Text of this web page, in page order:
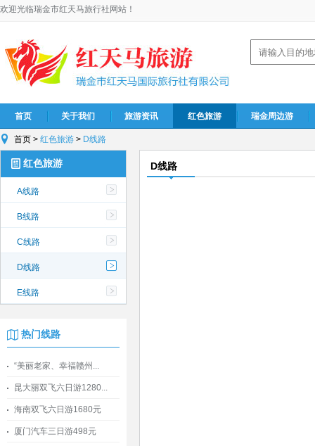
欢迎光临瑞金市红天马旅行社网站！
首页 关于我们 旅游资讯 红色旅游 瑞金周边游
首页 > 红色旅游 > D线路
红色旅游
A线路
B线路
C线路
D线路
E线路
热门线路
“美丽老家、幸福赣州...
昆大丽双飞六日游1280...
海南双飞六日游1680元
厦门汽车三日游498元
D线路